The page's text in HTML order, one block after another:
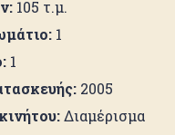
105 τ.μ.
1
1
2005
Διαμέρισμα